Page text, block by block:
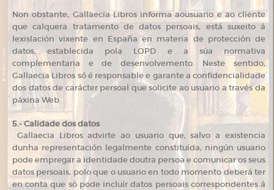
Non obstante, Gallaecia Libros informa aousuario e ao cliente
que calquera tratamento de datos persoais, está suxeito á
lexislación vixente en España en materia de protección de
datos, establecida pola LOPD e a súa normativa
complementaria e de desenvolvemento. Neste sentido,
Gallaecia Libros só é responsable e garante a confidencialidade
dos datos de carácter persoal que solicite ao usuario a través da
páxina Web.
5.- Calidade dos datos
Gallaecia Libros advirte ao usuario que, salvo a existencia
dunha representación legalmente constituída, ningún usuario
pode empregar a identidade doutra persoa e comunicar os seus
datos persoais, polo que o usuario en todo momento deberá ter
en conta que só pode incluír datos persoais correspondentes á